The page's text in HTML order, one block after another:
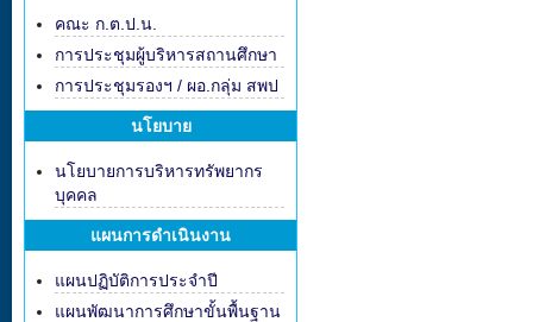
คณะ ก.ต.ป.น.
การประชุมผู้บริหารสถานศึกษา
การประชุมรองฯ / ผอ.กลุ่ม สพป
นโยบาย
นโยบายการบริหารทรัพยากร
บุคคล
แผนการดำเนินงาน
แผนปฏิบัติการประจำปี
แผนพัฒนาการศึกษาขั้นพื้นฐาน